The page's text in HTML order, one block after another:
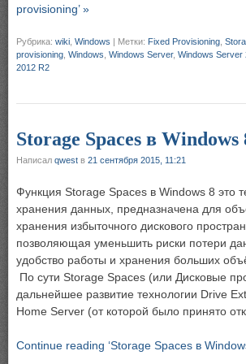
provisioning’ »
Рубрика: wiki Windows Метки: Fixed Provisioning
provisioning Windows Windows Server, Windows Server
2012 R2
Storage Spaces в Windows
Написал qwest в 21 сентября 2015, 11:21
Функция Storage Spaces в Windows 8 это
хранения данных, предназначена для
хранения избыточного дискового
позволяющая уменьшить риски потери
удобство работы и хранения больших
По сути Storage Spaces (или Дисковые
дальнейшее развитие технологии Drive
Home Server (от которой было принято
Continue reading ‘Storage Spaces в